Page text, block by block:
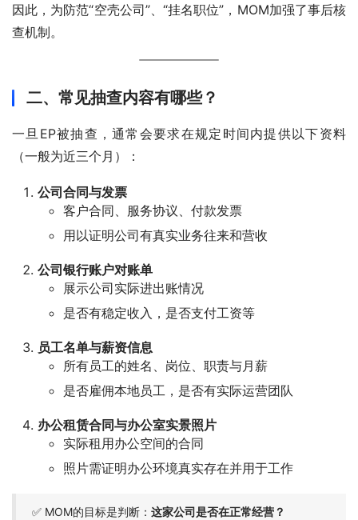
因此，为防范“空壳公司”、“挂名职位”，MOM加强了事后核
查机制。
二、常见抽查内容有哪些？
一旦EP被抽查，通常会要求在规定时间内提供以下资料
（一般为近三个月）：
公司合同与发票
客户合同、服务协议、付款发票
用以证明公司有真实业务往来和营收
公司银行账户对账单
展示公司实际进出账情况
是否有稳定收入，是否支付工资等
员工名单与薪资信息
所有员工的姓名、岗位、职责与月薪
是否雇佣本地员工，是否有实际运营团队
办公租赁合同与办公室实景照片
实际租用办公空间的合同
照片需证明办公环境真实存在并用于工作
✅ MOM的目标是判断： 这家公司是否在正常经营？